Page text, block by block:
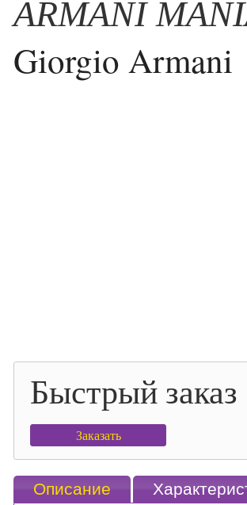
ARMANI
Giorgio Armani
Быстрый заказ
Заказать
Описание